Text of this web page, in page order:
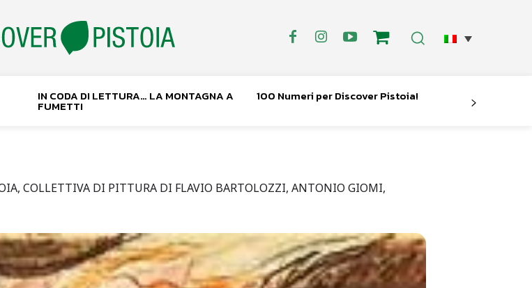
IN CODA DI LETTURA… LA MONTAGNA A
FUMETTI
100 Numeri per Discover Pistoia!
COLLETTIVA DI PITTURA DI FLAVIO BARTOLOZZI, ANTONIO GIOMI,